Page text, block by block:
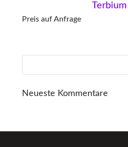
Terbium
Preis auf Anfrage
Neueste Kommentare